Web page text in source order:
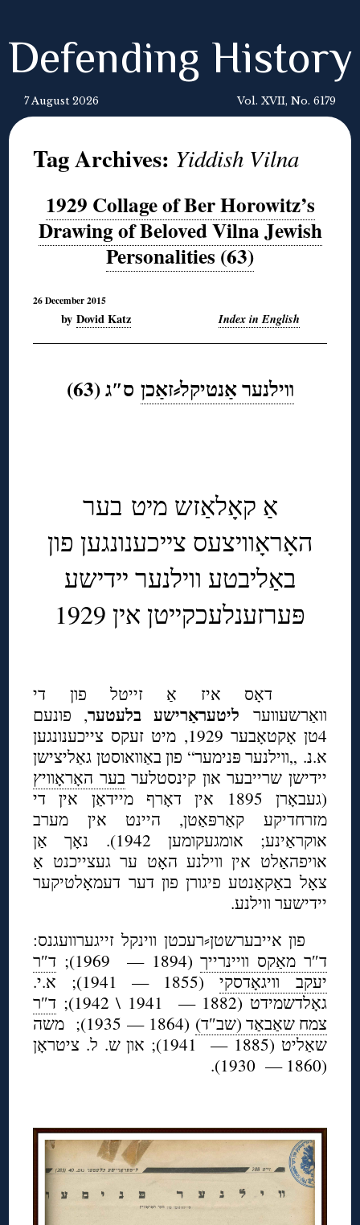
Defending History
7 August 2026 Vol. XVII, No. 6179
Tag Archives: Yiddish Vilna
1929 Collage of Ber Horowitz’s
Drawing of Beloved Vilna Jewish
Personalities (63)
26 December 2015
by Dovid Katz Index in English
ווילנער אַנטיקל⸗זאַכן ס″ג (63)
אַ קאָלאַזש מיט בער
האָראָוויצעס צייכענונגען פון
באַליבטע ווילנער יידישע
פּערזענלעכקייטן אין 1929
דאָס איז אַ זייטל פון די
וואַרשעווער ליטעראַרישע בלעטער, פונעם
4טן אָקטאָבער 1929, מיט זעקס צייכענונגען
א.נ. „ווילנער פּנימער“ פון באַוואוסטן גאַליצישן
יידישן שרייבער און קינסטלערבער האָראָוויץ
(געבאָרן 1895 אין דאָרף מיידאַן אין די
מזרחדיקע קאַרפּאַטן, היינט אין מערב
אוקראַינע; אומגעקומען 1942). נאָך אַן
אויפהאַלט אין ווילנע האָט ער געצייכנט אַ
צאָל באַקאַנטע פיגורן פון דער דעמאָלטיקער
יידישער ווילנע.
פון אייבערשטן⸗רעכטן ווינקל זייגערוועגנס:
ד″ר מאַקס וויינרייך(1894 — 1969);
ד″ר
יעקב וויגאָדסקי
(1855 — 1941); א.י.
גאָלדשמידט (1882 — 1941 \ 1942);
ד″ר
צמח שאַבאַד (שב″ד)
(1864 — 1935); משה
שאַליט (1885 — 1941); און ש. ל. ציטראָן
(1860 — 1930).